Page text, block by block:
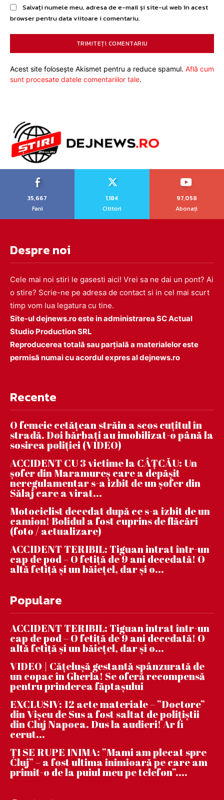
Salvați numele meu, adresa de e-mail și site-ul web în acest
browser pentru data viitoare i comentariu.
Acest site folosește Akismet pentru a reduce spamul. Află cum
sunt procesate datele comentariilor tale.
35,667
Fani
1,184
Cititori
97,058
Abonați
Despre noi
Cele mai noi stiri le gasesti aici! Vrei sa ne dai un pont? Ai
o stire? Scrie-ne pe adresa de contact si in cel mai scurt
timp vom lua legatura cu tine.
Site-ul dejnews.ro este in administrarea SC Actual
Studio Production SRL
Reproducerea totală sau parțială a materialelor este
permisă numai cu acordul expres al dejnews.ro
Recente
O femeie cetățean străin a scos cuțitul în
stradă. Doi bărbați au imobilizat-o până la
sosirea poliției (VIDEO)
ACCIDENT CU 3 victime la CÂȚCĂU: Un
șofer din Maramureș care a depășit
neregulamentar s-a izbit de un șofer din
Sălaj care a virat...
Motociclist decedat după ce s-a izbit de un
camion! Bolidul a fost cuprins de flăcări
(foto / actualizare)
ACCIDENT TERIBIL: Tiguan intrat într-un
cap de pod – O fetiță de 9 ani decedată! O
altă fetiță și un băiețel, dar și o...
Populare
ACCIDENT TERIBIL: Tiguan intrat într-un
cap de pod – O fetiță de 9 ani decedată! O
altă fetiță și un băiețel, dar și o...
VIDEO | Căţeluşă gestantă spânzurată de
un copac în Gherla! Se oferă recompensă
pentru prinderea făptaşului
EXCLUSIV: 12 acte materiale – ”Doctore”
din Vișeu de Sus a fost saltat de polițiștii
din Cluj Napoca. Dus la audieri! Ar fi
cerut...
ȚI SE RUPE INIMA: ”Mami am plecat spre
Cluj” – a fost ultima inimioară pe care am
primit-o de la puiul meu pe telefon”....